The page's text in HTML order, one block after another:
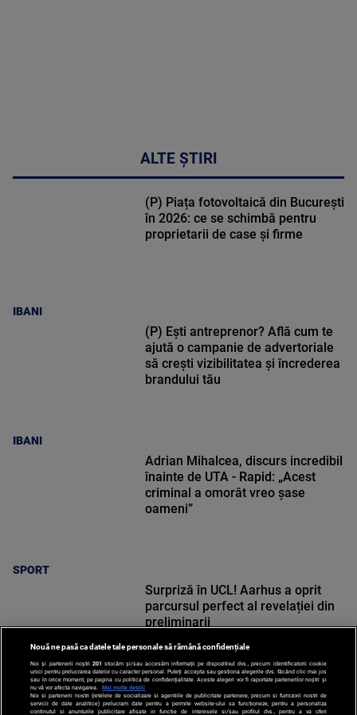
ALTE ȘTIRI
IBANI
(P) Piața fotovoltaică din București
în 2026: ce se schimbă pentru
proprietarii de case și firme
IBANI
(P) Ești antreprenor? Află cum te
ajută o campanie de advertoriale
să crești vizibilitatea și încrederea
brandului tău
SPORT
Adrian Mihalcea, discurs incredibil
înainte de UTA - Rapid: „Acest
criminal a omorât vreo șase
oameni”
SPORT
Surpriză în UCL! Aarhus a oprit
parcursul perfect al revelației din
preliminarii
Nouă ne pasă ca datele tale personale să rămână confidențiale
Noi și partenerii noștri 201 stocăm și/sau accesăm informații pe dispozitivul dvs., precum identificatorii cookie
unici pentru prelucrarea datelor cu caracter personal. Puteți accepta sau gestiona alegerile dvs. făcând clic mai jos
sau în orice moment, pe pagina cu politica de confidențialitate. Aceste alegeri vor fi raportate partenerilor noștri și
nu vă vor afecta navigarea.
Mai multe detalii
Noi si partenerii nostri (retelele de socializare si agentiile de publicitate partenere, precum si furnizorii nostri de
servicii de date analitice) prelucram date pentru a permite website-ului sa functioneze, pentru a personaliza
continutul si anunturile publicitare afisate in functie de interesele si/sau profilul dvs., pentru a va oferi